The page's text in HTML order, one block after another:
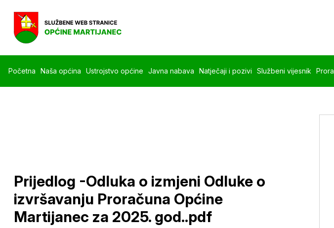
Početna Naša općina Ustrojstvo općine Javna nabava Natječaji i pozivi Službeni vijesnik
Prijedlog -Odluka o izmjeni Odluke o
izvršavanju Proračuna Općine
Martijanec za 2025. god..pdf